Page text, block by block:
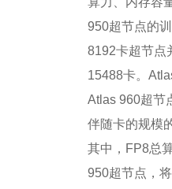
950超节点的
8192卡超节点
15488卡。
Atlas 960超节
伴随卡的规模
其中，FP8总
950超节点，